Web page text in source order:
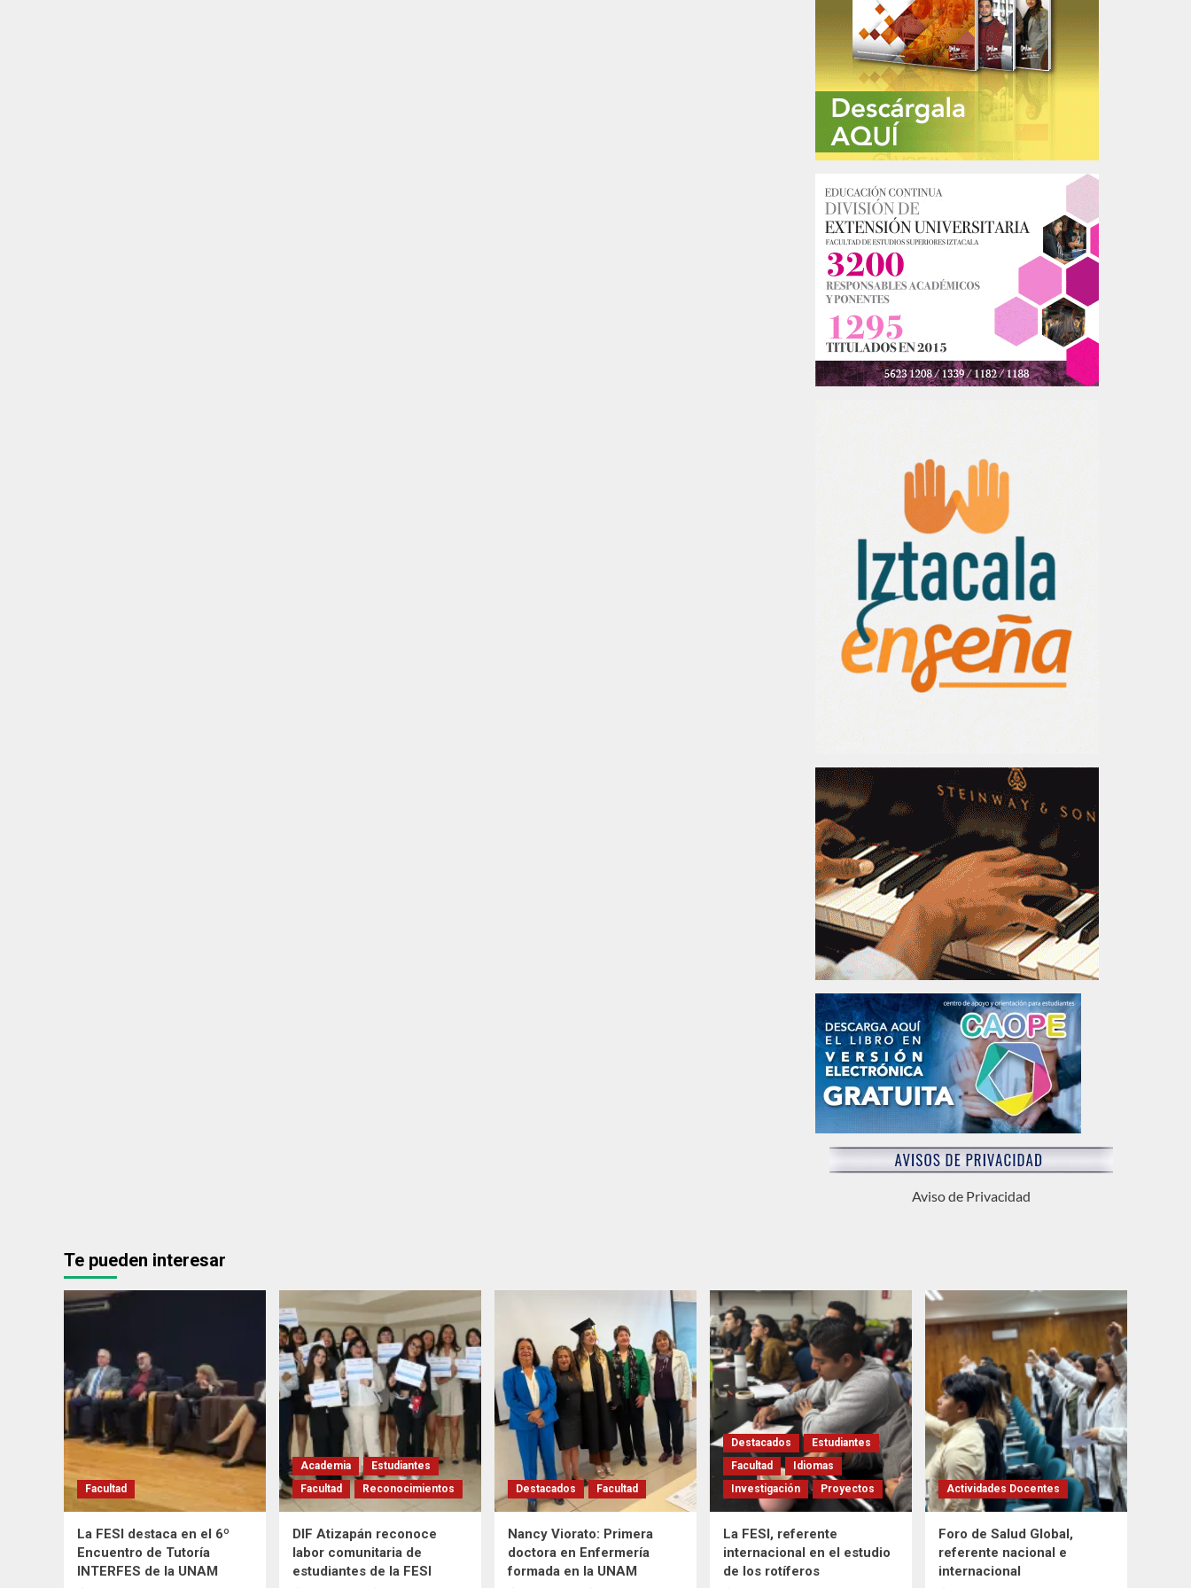
Aviso de Privacidad
Te pueden interesar
Facultad
La FESI destaca en el 6º
Encuentro de Tutoría
INTERFES de la UNAM
Academia
Estudiantes
Facultad
Reconocimientos
DIF Atizapán reconoce
labor comunitaria de
estudiantes de la FESI
Destacados Facultad
Nancy Viorato: Primera
doctora en Enfermería
formada en la UNAM
Destacados
Estudiantes
Facultad
Idiomas
Investigación
Proyectos
La FESI, referente
internacional en el estudio
de los rotíferos
Actividades Docentes
Foro de Salud Global,
referente nacional e
internacional